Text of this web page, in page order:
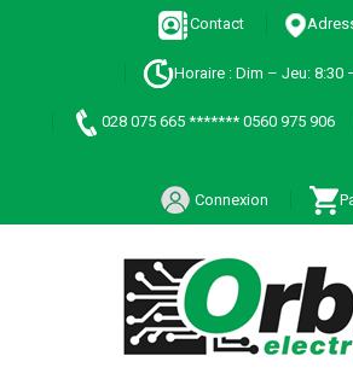
Contact
Horaire : Dim – Jeu: 8:30
028 075 665 ******* 0560 975 906
Connexion